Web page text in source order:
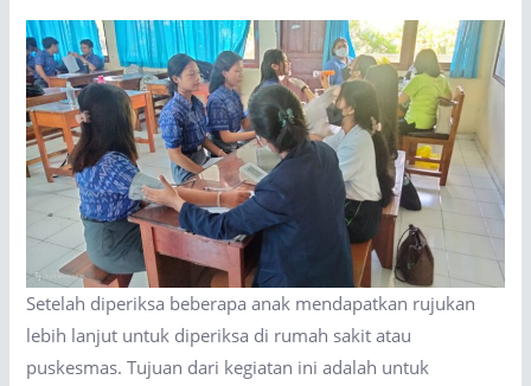
Setelah diperiksa beberapa anak mendapatkan rujukan
lebih lanjut untuk diperiksa di rumah sakit atau
puskesmas. Tujuan dari kegiatan ini adalah untuk